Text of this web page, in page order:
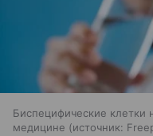
Биспецифические клетки
медицине
источник: